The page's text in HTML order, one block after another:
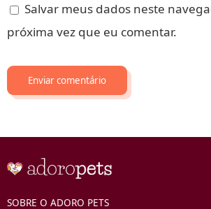
Salvar meus dados neste
próxima vez que eu comentar.
SOBRE O ADORO PETS